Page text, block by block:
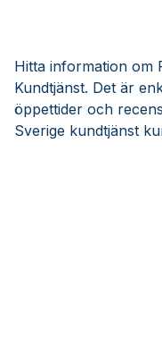
Hitta information om
Kundtjänst. Det är
öppettider och
Sverige kundtjänst